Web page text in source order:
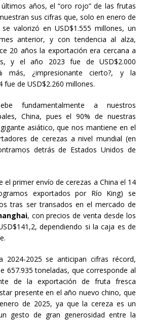
años, el “oro rojo” de las frutas
sus cifras que, solo en enero de
valorizó en USD$1.555 millones, un
anterior, y con tendencia al alza,
20 años la exportación era cercana a
y el año 2023 fue de USD$2.000
más, ¿impresionante cierto?, y la
de USD$2.260 millones.
fundamentalmente a nuestros
China, pues el 90% de nuestras
asiático, que nos mantiene en el
de cerezas a nivel mundial (en
detrás de Estados Unidos de
el primer envío de cerezas a China el 14
exportados por Río King) se
tras ser transados en el mercado de
, con precios de venta desde los
dependiendo si la caja es de
2024-2025 se anticipan cifras récord,
657.935 toneladas, que corresponde al
de la exportación de fruta fresca
presente en el año nuevo chino, que
de 2025, ya que la cereza es un
gesto de gran generosidad entre la